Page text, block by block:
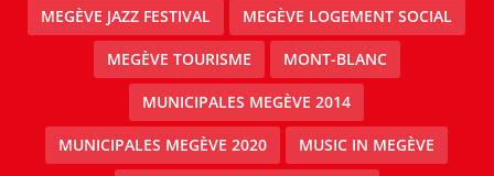
MEGÈVE JAZZ FESTIVAL MEGÈVE LOGEMENT SOCIAL
MEGÈVE TOURISME MONT-BLANC
MUNICIPALES MEGÈVE 2014
MUNICIPALES MEGÈVE 2020 MUSIC IN MEGÈVE